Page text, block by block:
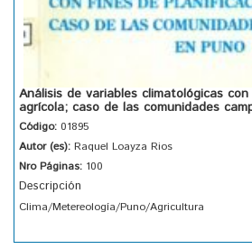
Análisis de variables climatológicas
agrícola; caso de las comunidades
Código: 01895
Autor (es): Raquel Loayza Rios
Nro Páginas: 100
Descripción
Clima/Metereología/Puno/Agricultura